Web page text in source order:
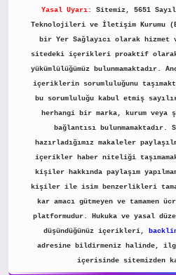
Yasal Uyarı:
Sitemiz, 5651
Teknolojileri ve İletişim Kurumu
bir Yer Sağlayıcı olarak hizmet
sitedeki içerikleri proaktif olarak
yükümlülüğümüz bulunmamaktadır.
içeriklerin sorumluluğunu
bu sorumluluğu kabul etmiş
herhangi bir marka, kurum
bağlantısı bulunmamaktadır.
hazırladığımız makaleler
içerikler haber niteliği
kişiler hakkında paylaşım
kişiler ile isim benzerlikleri
kar amacı gütmeyen ve
platformudur. Hukuka ve yasal
düşündüğünüz içerikleri,
adresine bildirmeniz halinde,
içerisinde sitemizden